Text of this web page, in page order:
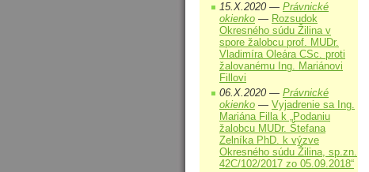
15.X.2020 — Právnické
okienko — Rozsudok
Okresného súdu Žilina v
spore žalobcu prof. MUDr.
Vladimíra Oleára CSc. proti
žalovanému Ing. Mariánovi
Fillovi
06.X.2020 — Právnické
okienko — Vyjadrenie sa Ing.
Mariána Filla k „Podaniu
žalobcu MUDr. Štefana
Zelníka PhD. k výzve
Okresného súdu Žilina, sp.zn.
42C/102/2017 zo 05.09.2018“